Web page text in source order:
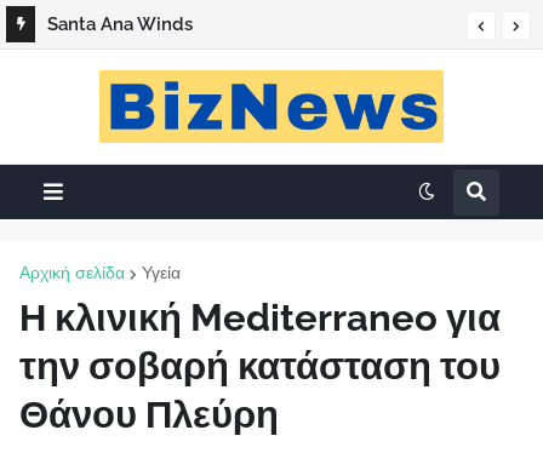
Santa Ana Winds
Αρχική σελίδα Υγεία
Η κλινική Mediterraneo για
την σοβαρή κατάσταση του
Θάνου Πλεύρη